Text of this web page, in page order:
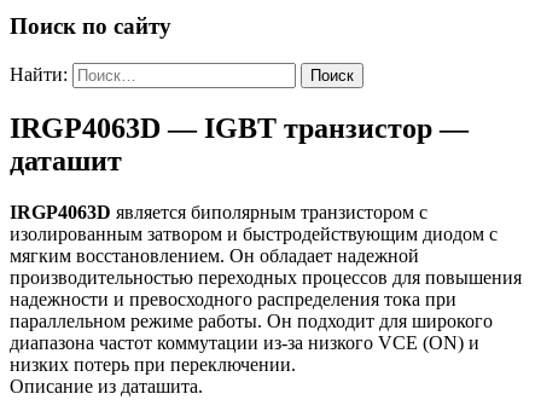
Поиск по сайту
Найти:
IRGP4063D — IGBT транзистор —
даташит
IRGP4063D является биполярным транзистором с
изолированным затвором и быстродействующим диодом с
мягким восстановлением. Он обладает надежной
производительностью переходных процессов для повышения
надежности и превосходного распределения тока при
параллельном режиме работы. Он подходит для широкого
диапазона частот коммутации из-за низкого VCE (ON) и
низких потерь при переключении.
Описание из даташита.